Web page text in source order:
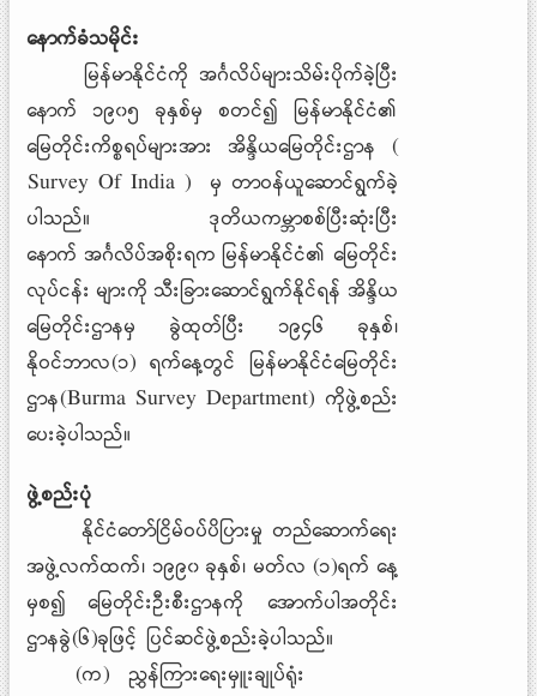
နောက်ခံသမိုင်း
မြန်မာနိုင်ငံကို အင်္ဂလိပ်များသိမ်းပိုက်ခဲ့ပြီး
နောက် ၁၉၀၅ ခုနှစ်မှ စတင်၍ မြန်မာနိုင်ငံ၏
မြေတိုင်းကိစ္စရပ်များအား အိန္ဒိယမြေတိုင်းဌာန (
Survey Of India ) မှ တာဝန်ယူဆောင်ရွက်ခဲ့
ပါသည်။ ဒုတိယကမ္ဘာစစ်ပြီးဆုံးပြီး
နောက် အင်္ဂလိပ်အစိုးရက မြန်မာနိုင်ငံ၏ မြေတိုင်း
လုပ်ငန်း များကို သီးခြားဆောင်ရွက်နိုင်ရန် အိန္ဒိယ
မြေတိုင်းဌာနမှ ခွဲထုတ်ပြီး ၁၉၄၆ ခုနှစ်၊
နိုဝင်ဘာလ(၁) ရက်နေ့တွင် မြန်မာနိုင်ငံမြေတိုင်း
ဌာန(Burma Survey Department) ကိုဖွဲ့စည်း
ပေးခဲ့ပါသည်။
ဖွဲ့စည်းပုံ
နိုင်ငံတော်ငြိမ်ဝပ်ပိပြားမှု တည်ဆောက်ရေး
အဖွဲ့လက်ထက်၊ ၁၉၉၀ ခုနှစ်၊ မတ်လ (၁)ရက် နေ့
မှစ၍ မြေတိုင်းဦးစီးဌာနကို အောက်ပါအတိုင်း
ဌာနခွဲ(၆)ခုဖြင့် ပြင်ဆင်ဖွဲ့စည်းခဲ့ပါသည်။
(က) ညွှန်ကြားရေးမှူးချုပ်ရုံး